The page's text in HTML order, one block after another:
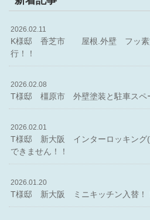
2026.02.11
K様邸 香芝市 屋根.外壁 フッ素
行！！
2026.02.08
T様邸 橿原市 外壁塗装と駐車スペ
2026.02.01
T様邸 新大阪 インターロッキング(
できません！！
2026.01.20
T様邸 新大阪 ミニキッチン入替！